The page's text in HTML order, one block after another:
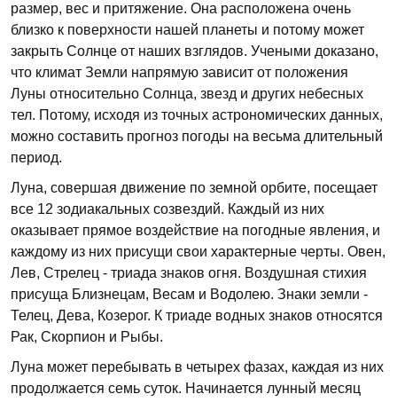
размер, вес и притяжение. Она расположена очень
близко к поверхности нашей планеты и потому может
закрыть Солнце от наших взглядов. Учеными доказано,
что климат Земли напрямую зависит от положения
Луны относительно Солнца, звезд и других небесных
тел. Потому, исходя из точных астрономических данных,
можно составить прогноз погоды на весьма длительный
период.
Луна, совершая движение по земной орбите, посещает
все 12 зодиакальных созвездий. Каждый из них
оказывает прямое воздействие на погодные явления, и
каждому из них присущи свои характерные черты. Овен,
Лев, Стрелец - триада знаков огня. Воздушная стихия
присуща Близнецам, Весам и Водолею. Знаки земли -
Телец, Дева, Козерог. К триаде водных знаков относятся
Рак, Скорпион и Рыбы.
Луна может перебывать в четырех фазах, каждая из них
продолжается семь суток. Начинается лунный месяц